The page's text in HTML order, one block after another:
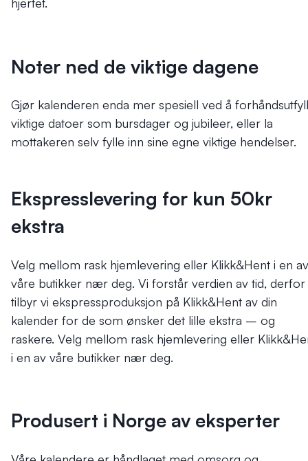
Noter ned de viktige dagene
Gjør kalenderen enda mer spesiell ved å
viktige datoer som bursdager og jubileer, eller la
mottakeren selv fylle inn sine egne viktige hendelser.
Ekspresslevering for kun 50kr
ekstra
Velg mellom rask hjemlevering eller Klikk&Hent i en av
våre butikker nær deg. Vi forstår verdien av tid, derfor
tilbyr vi ekspressproduksjon på Klikk&Hent av din
kalender for de som ønsker det lille ekstra – og
raskere. Velg mellom rask hjemlevering eller
i en av våre butikker nær deg.
Produsert i Norge av eksperter